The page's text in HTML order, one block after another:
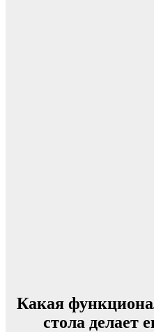
Какая
стола делает